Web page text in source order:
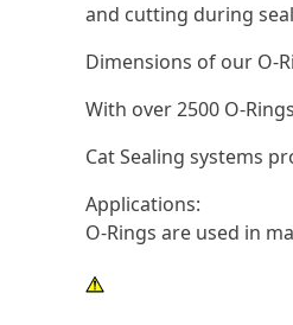
and cutting during
Dimensions of our O-
With over 2500 O-
Cat Sealing systems
Applications:
O-Rings are used in